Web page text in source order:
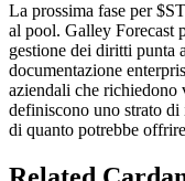
La prossima fase per
al pool. Galley Forecast
gestione dei diritti punta
documentazione
aziendali che richiedono
definiscono uno strato
di quanto potrebbe